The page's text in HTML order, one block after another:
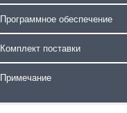
Программное обеспечение
Комплект поставки
Примечание